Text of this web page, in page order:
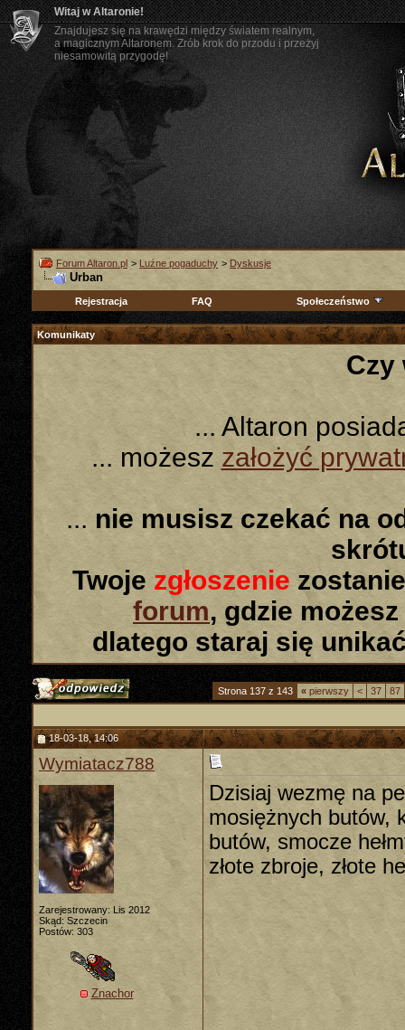
Witaj w Altaronie!
Znajdujesz się na krawędzi między światem realnym,
a magicznym Altaronem. Zrób krok do przodu i przeżyj
niesamowitą przygodę!
Forum Altaron.pl > Luźne pogaduchy > Dyskusje
Urban
Rejestracja FAQ Społeczeństwo
Komunikaty
Czy
... Altaron
... możeszzałożyć
... nie musisz czekać na
Twoje zgłoszenie
forum, gdzie
dlatego staraj się
Strona 137 z 143 « pierwszy < 37 87
18-03-18, 14:06
Wymiatacz788
Zarejestrowany: Lis 2012
Skąd: Szczecin
Postów: 303
Znachor
Dzisiaj wezmę na
mosiężnych butów,
butów, smocze
złote zbroje, złote